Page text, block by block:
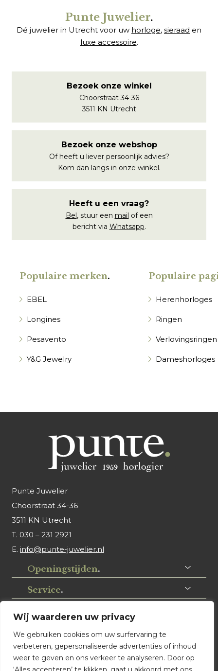
Wij waarderen uw privacy
We gebruiken cookies om uw surfervaring te
verbeteren, gepersonaliseerde advertenties of inhoud
weer te geven en ons verkeer te analyseren. Door op
Punte Juwelier.
Dé juwelier in Utrecht voor uw horloge, sieraad en
luxe accessoire.
Bezoek onze winkel
Choorstraat 34-36
3511 KN Utrecht
Bezoek onze webshop
Of heeft u liever persoonlijk advies?
Kom dan langs in onze winkel.
Heeft u een vraag?
Bel, stuur een mail of een
bericht via Whatsapp.
Populaire merken.
EBEL
Longines
Pesavento
Y&G Jewelry
Populaire
Herenhorloges
Ringen
Verlovingsringen
Dameshorloges
Punte Juwelier
Choorstraat 34-36
3511 KN Utrecht
T. 030 – 231 2921
E. info@punte-juwelier.nl
Openingstijden.
Service.
Volg ons